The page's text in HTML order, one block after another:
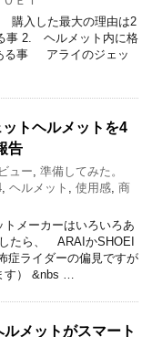
購入した最大の理由は2
事 2. ヘルメット内に格
る事 アライのジェッ
トヘルメットを4
告
ュー
準備してみた。
ヘルメット 使用感 商
メーカーはいろいろあ
たら、 ARAIかSHOEI
症ライダーの偏見ですが
す） &nbs …
メットがスマート